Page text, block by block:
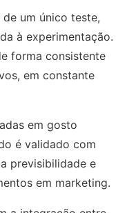
um único teste,
à experimentação.
forma consistente
em constante
em gosto
é validado com
previsibilidade e
em marketing.